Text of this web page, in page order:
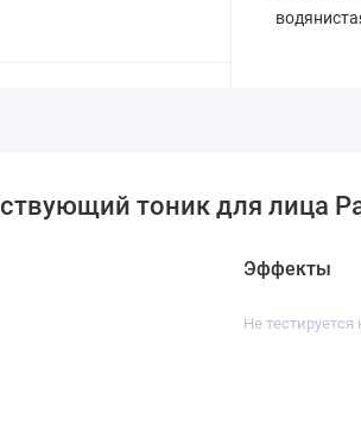
тоник для лица
Эффекты
Не